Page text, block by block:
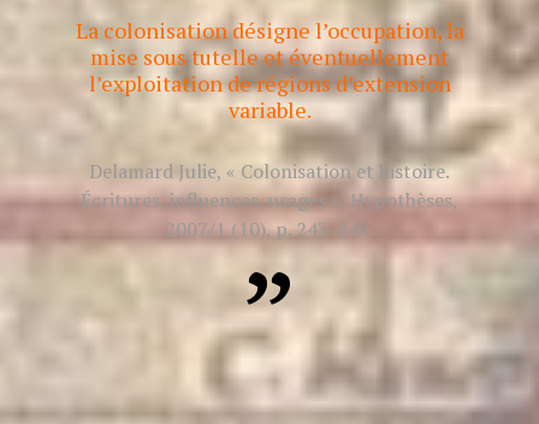
La colonisation désigne l’occupation, la
mise sous tutelle et éventuellement
l’exploitation de régions d’extension
variable.
Delamard Julie, « Colonisation et histoire.
Écritures, influences, usages », Hypothèses,
2007/1 (10), p. 243-249.